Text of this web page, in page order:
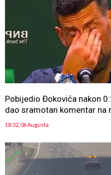
Pobijedio Đokovića nakon
dao sramotan komentar na
18:32, 06 Augusta